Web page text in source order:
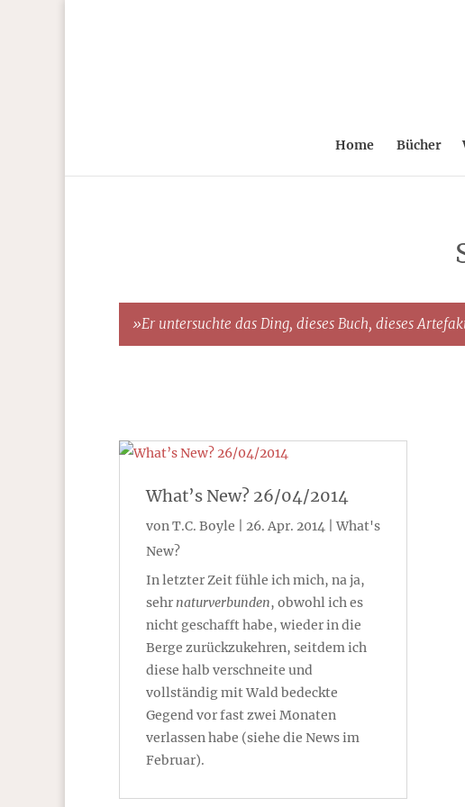
Home Bücher
»Er untersuchte das Ding, dieses Buch, dieses
What’s New? 26/04/2014
vonT.C. Boyle 26. Apr. 2014 |What's
New?
In letzter Zeit fühle ich mich, na ja,
sehr naturverbunden, obwohl ich es
nicht geschafft habe, wieder in die
Berge zurückzukehren, seitdem ich
diese halb verschneite und
vollständig mit Wald bedeckte
Gegend vor fast zwei Monaten
verlassen habe (siehe die News im
Februar).